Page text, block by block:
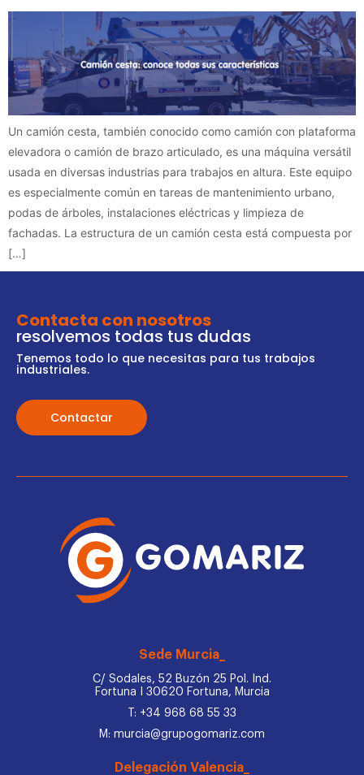
Un camión cesta, también conocido como camión con plataforma
elevadora o camión de brazo articulado, es una máquina versátil
usada en diversas industrias para trabajos en altura. Este equipo
es especialmente común en tareas de mantenimiento urbano,
podas de árboles, instalaciones eléctricas y limpieza de
fachadas. La estructura de un camión cesta está compuesta por
[…]
Contacta con nosotros
resolvemos todas tus dudas
Tenemos todo lo que necesitas para tus trabajos
industriales.
Contactar
Sede Murcia_
C/ Sodales, 52 Buzón 25 Pol. Ind.
Fortuna I 30620 Fortuna, Murcia
T: +34 968 68 55 33
M: murcia@grupogomariz.com
Delegación Valencia_